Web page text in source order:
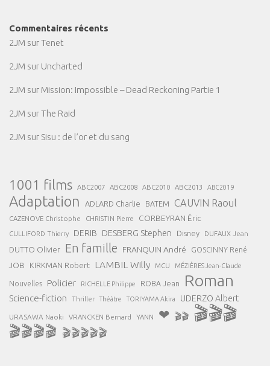
Commentaires récents
2JM surTenet
2JM sur Uncharted
2JM sur Mission: Impossible – Dead Reckoning Partie 1
2JM surThe Raid
2JM sur Sisu : de l’or et du sang
1001 films ABC2007 ABC2008 ABC2010 ABC2013 ABC2019
Adaptation ADLARD Charlie BATEM CAUVIN Raoul
CAZENOVE Christophe CHRISTIN Pierre CORBEYRAN Éric
CULLIFORD Thierry DERIB DESBERG Stephen Disney DUFAUX Jean
DUTTO Olivier En famille FRANQUIN André GOSCINNY René
JOB KIRKMAN Robert LAMBIL Willy MCU MÉZIÈRES Jean-Claude
Nouvelles Policier RICHELLE Philippe ROBA Jean Roman
Science-fiction Thriller Théâtre TORIYAMA Akira UDERZO Albert
URASAWA Naoki VRANCKEN Bernard YANN ❤ 🎬🎬 🎬🎬🎬
🎬🎬🎬🎬 🎬🎬🎬🎬🎬